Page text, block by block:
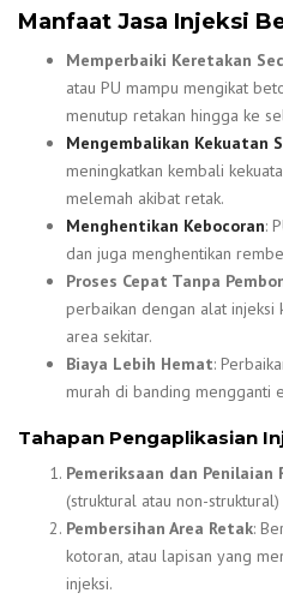
Manfaat Jasa Injeksi
Memperbaiki Keretakan
atau PU mampu mengikat
menutup retakan hingga ke
Mengembalikan Kekuatan
meningkatkan kembali
melemah akibat retak.
Menghentikan Kebocoran:
dan juga menghentikan
Proses Cepat Tanpa
perbaikan dengan alat injeksi
area sekitar.
Biaya Lebih Hemat:
murah di banding mengganti
Tahapan Pengaplikasian
Pemeriksaan dan Penilaian
(struktural atau non-
Pembersihan Area Retak:
kotoran, atau lapisan yang
injeksi.